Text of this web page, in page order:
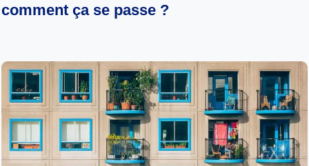
comment ça se passe ?